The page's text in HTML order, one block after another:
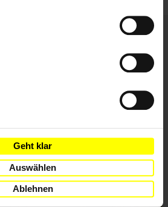
Geht klar
Auswählen
Ablehnen